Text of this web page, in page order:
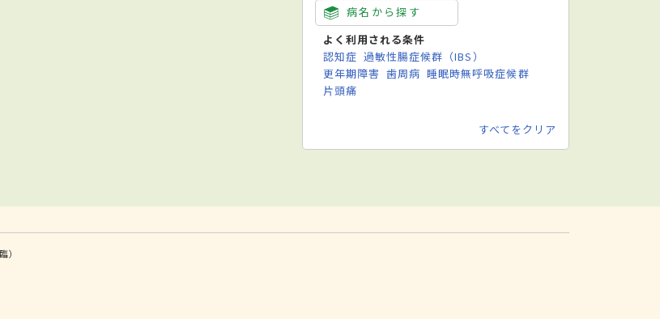
病名から探す
よく利用される条件
認知症 過敏性腸症候群（IBS）
更年期障害 歯周病 睡眠時無呼吸症候群
片頭痛
すべてをクリア
）